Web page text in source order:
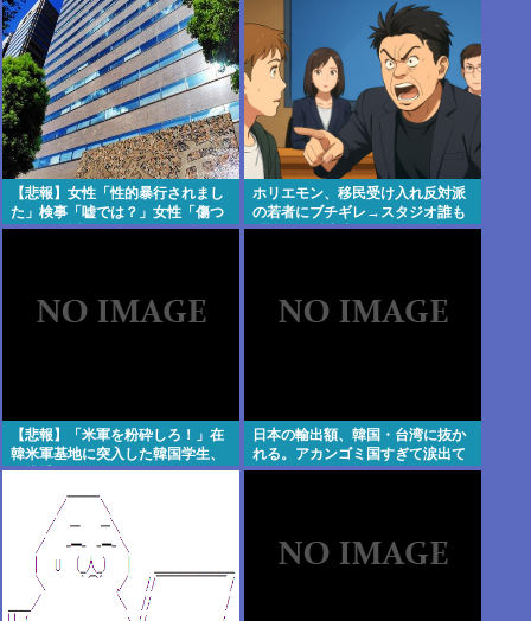
【悲報】女性「性的暴行されまし
た」検事「嘘では？」女性「傷つ
いたので訴えます」
ホリエモン、移民受け入れ反対派
の若者にブチギレ→スタジオ誰も
反論できず沈黙w #動画 | 移民じゃ
【悲報】「米軍を粉砕しろ！」在
韓米軍基地に突入した韓国学生、
即逮捕
日本の輸出額、韓国・台湾に抜か
れる。アカンゴミ国すぎて涙出て
きた…